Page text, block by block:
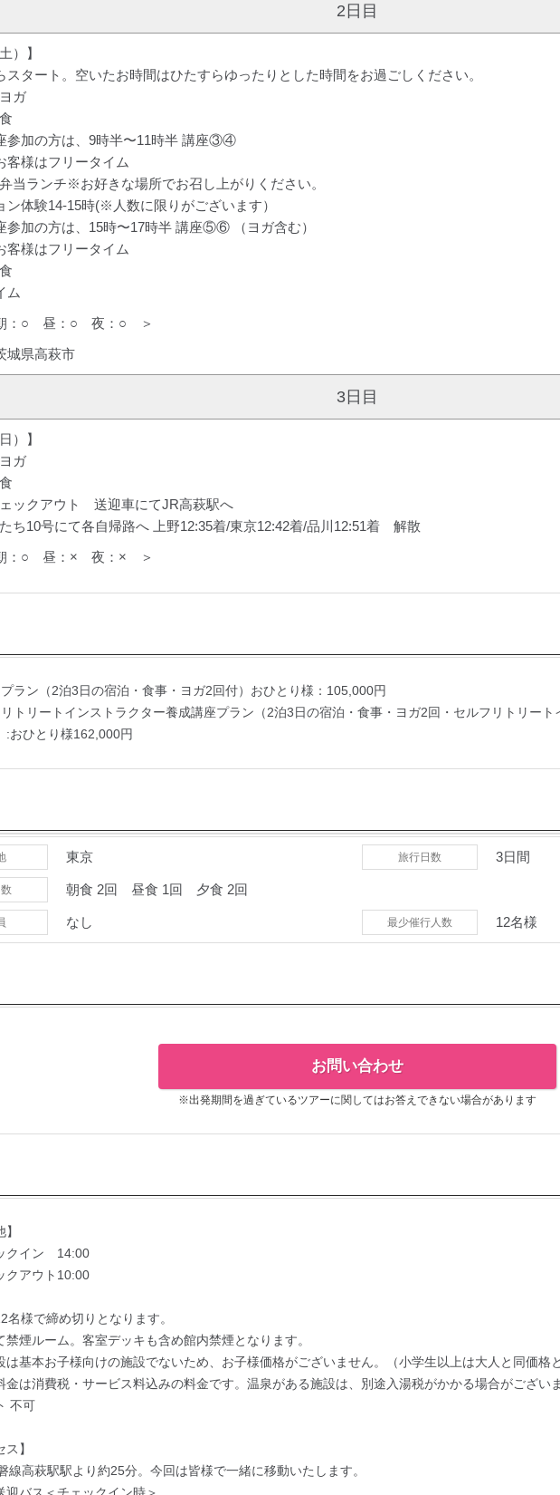
2日目
）】
スタート。空いたお時間はひたすらゆったりとした時間をお過ごしください。
ガ
参加の方は、9時半〜11時半 講座③④
客様はフリータイム
当ランチ※お好きな場所でお召し上がりください。
体験14-15時(※人数に限りがございます）
加の方は、15時〜17時半 講座⑤⑥ （ヨガ含む）
客様はフリータイム
ム
朝：○ 昼：○ 夜：○ ＞
城県高萩市
3日目
）】
ガ
ックアウト 送迎車にてJR高萩駅へ
ち10号にて各自帰路へ 上野12:35着/東京12:42着/品川12:51着 解散
朝：○ 昼：× 夜：× ＞
ラン（2泊3日の宿泊・食事・ヨガ2回付）おひとり様：105,000円
トリートインストラクター養成講座プラン（2泊3日の宿泊・食事・ヨガ2回・セルフリトリー
:おひとり様162,000円
東京 旅行日数 3日間
朝食 2回 昼食 1回 夕食 2回
なし 最少催行人数 12名様
お問い合わせ
※出発期間を過ぎているツアーに関してはお答えできない場合があります
】
ックイン 14:00
ェックアウト10:00
名様で締め切りとなります。
煙ルーム。客室デッキも含め館内禁煙となります。
基本お子様向けの施設でないため、お子様価格がございません。（小学生以上は大人と同価格
は消費税・サービス料込みの料金です。温泉がある施設は、別途入湯税がかかる場合がござい
ット 不可
ス】
線高萩駅駅より約25分。今回は皆様で一緒に移動いたします。
迎バス＜チェックイン時＞